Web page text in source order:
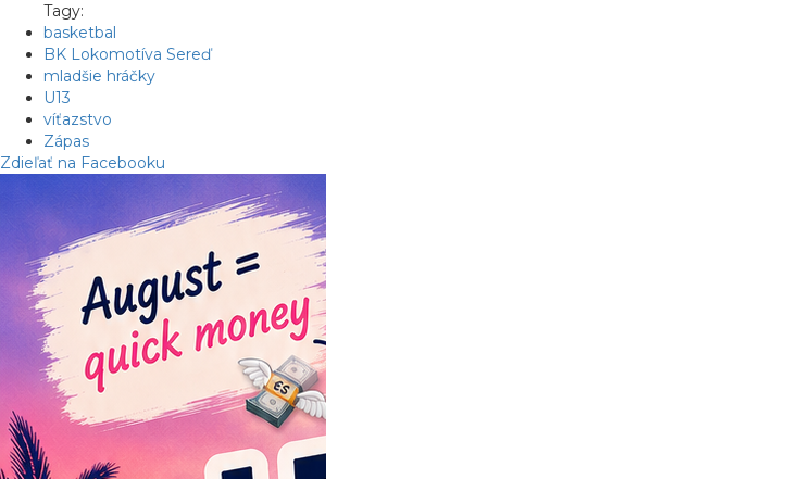
Tagy:
basketbal
BK Lokomotíva Sereď
mladšie hráčky
U13
víťazstvo
Zápas
Zdieľať na Facebooku